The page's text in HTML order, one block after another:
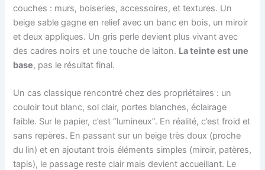
couches : murs, boiseries, accessoires, et textures. Un
beige sable gagne en relief avec un banc en bois, un miroir
et deux appliques. Un gris perle devient plus vivant avec
des cadres noirs et une touche de laiton. La teinte est une
base, pas le résultat final.
Un cas classique rencontré chez des propriétaires : un
couloir tout blanc, sol clair, portes blanches, éclairage
faible. Sur le papier, c’est “lumineux”. En réalité, c’est froid et
sans repères. En passant sur un beige très doux (proche
du lin) et en ajoutant trois éléments simples (miroir, patères,
tapis), le passage reste clair mais devient accueillant. Le